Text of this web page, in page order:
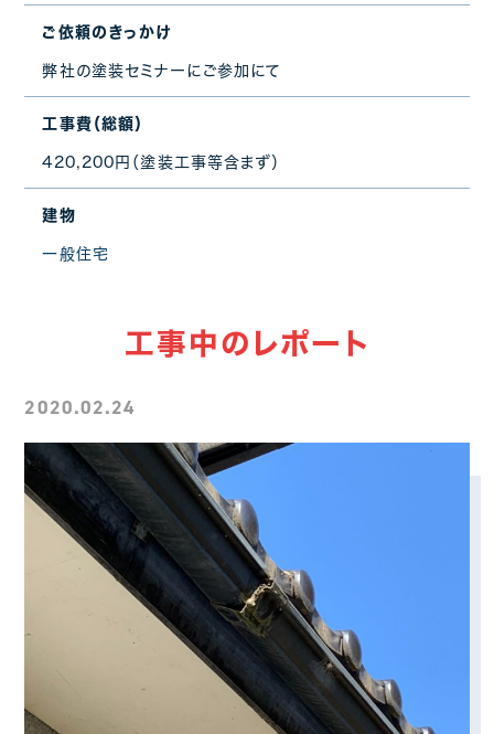
ご依頼のきっかけ
弊社の塗装セミナーにご参加にて
工事費（総額）
420,200円（塗装工事等含まず）
建物
一般住宅
工事中のレポート
2020.02.24